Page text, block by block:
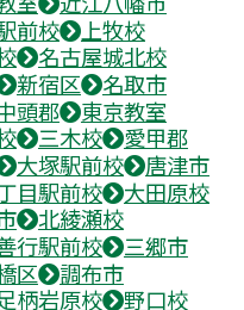
前校
上牧校
名古屋城北校
新宿区
名取市
頭郡
東京教室
三木校
愛甲郡
大塚駅前校
唐津市
目駅前校
大田原校
北綾瀬校
行駅前校
三郷市
区
調布市
柄岩原校
野口校